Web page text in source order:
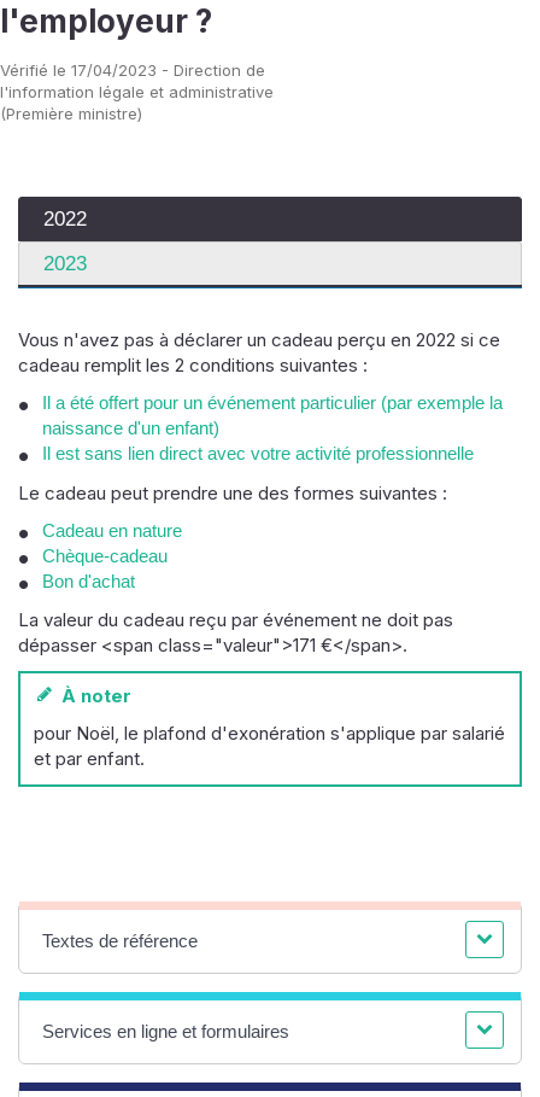
l'employeur ?
Vérifié le 17/04/2023 - Direction de
l'information légale et administrative
(Première ministre)
2022
2023
Vous n'avez pas à déclarer un cadeau perçu en 2022 si ce
cadeau remplit les 2 conditions suivantes :
Il a été offert pour un événement particulier (par exemple la
naissance d'un enfant)
Il est sans lien direct avec votre activité professionnelle
Le cadeau peut prendre une des formes suivantes :
Cadeau en nature
Chèque-cadeau
Bon d'achat
La valeur du cadeau reçu par événement ne doit pas
dépasser <span class="valeur">171 €</span>.
À noter
pour Noël, le plafond d'exonération s'applique par salarié
et par enfant.
Textes de référence
Services en ligne et formulaires